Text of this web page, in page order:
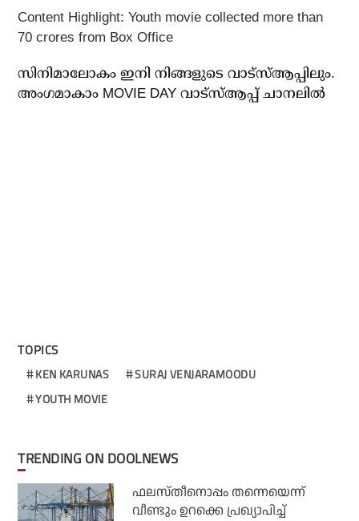
Content Highlight: Youth movie collected more than
70 crores from Box Office
സിനിമാലോകം ഇനി നിങ്ങളുടെ വാട്സ്ആപ്പിലും.
അം​ഗമാകാം MOVIE DAY വാട്സ്ആപ്പ് ചാനലിൽ
TOPICS
KEN KARUNAS
SURAJ VENJARAMOODU
YOUTH MOVIE
TRENDING ON DOOLNEWS
ഫലസ്തീനൊപ്പം തന്നെയെന്ന്
വീണ്ടും ഉറക്കെ പ്രഖ്യാപിച്ച്